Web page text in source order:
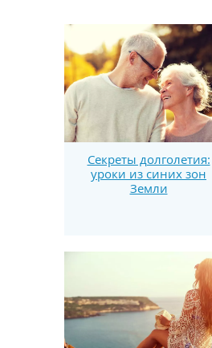
Секреты долголетия:
уроки из синих зон
Земли